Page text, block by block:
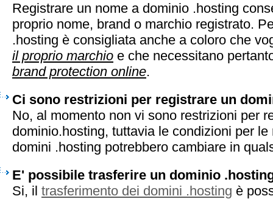
Registrare un nome a dominio .hosting
proprio nome, brand o marchio registrato.
.hosting è consigliata anche a coloro che
il proprio marchio e che necessitano
brand protection online.
Ci sono restrizioni per registrare un
No, al momento non vi sono restrizioni per
dominio.hosting, tuttavia le condizioni per
domini .hosting potrebbero cambiare in
E' possibile trasferire un dominio
Si, il trasferimento dei domini .hosting è